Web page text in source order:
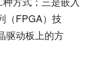
（FPGA）技
驱动板上的方